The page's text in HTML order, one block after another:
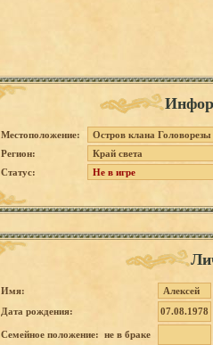
Местоположение:
Остров клана Головорезы
Регион:
Край света
Статус:
Не в игре
Имя:
Алексей
Дата рождения:
07.08.1978
Семейное положение: не в браке